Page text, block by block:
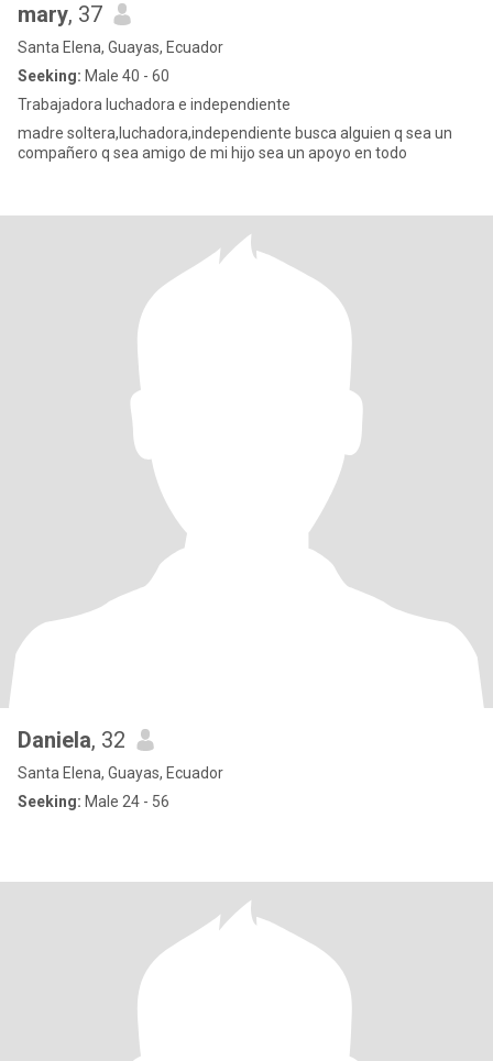
mary, 37
Santa Elena, Guayas, Ecuador
Seeking: Male 40 - 60
Trabajadora luchadora e independiente
madre soltera,luchadora,independiente busca alguien q sea un
compañero q sea amigo de mi hijo sea un apoyo en todo
Daniela, 32
Santa Elena, Guayas, Ecuador
Seeking: Male 24 - 56